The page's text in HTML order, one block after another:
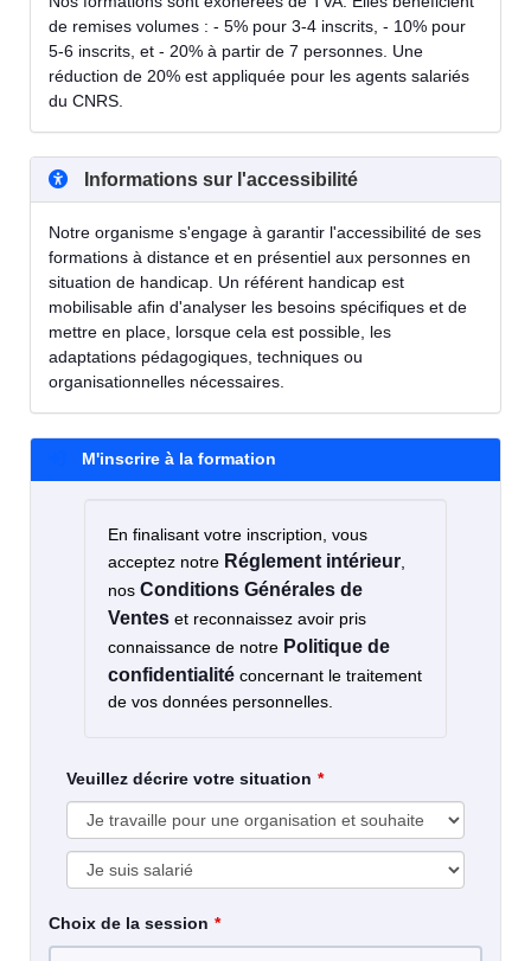
de remises volumes : - 5% pour 3-4 inscrits, - 10% pour
5-6 inscrits, et - 20% à partir de 7 personnes. Une
réduction de 20% est appliquée pour les agents salariés
du CNRS.
Informations sur l'accessibilité
Notre organisme s'engage à garantir l'accessibilité de ses
formations à distance et en présentiel aux personnes en
situation de handicap. Un référent handicap est
mobilisable afin d'analyser les besoins spécifiques et de
mettre en place, lorsque cela est possible, les
adaptations pédagogiques, techniques ou
organisationnelles nécessaires.
M'inscrire à la formation
En finalisant votre inscription, vous
acceptez notre Réglement intérieur
nos Conditions Générales de
Ventes et reconnaissez avoir pris
connaissance de notre Politique de
confidentialité concernant le traitement
de vos données personnelles.
Veuillez décrire votre situation
Choix de la session